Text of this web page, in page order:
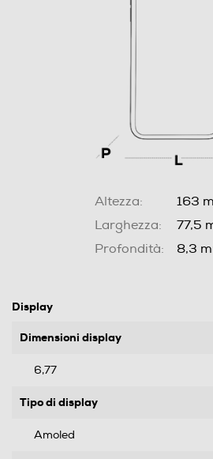
Altezza:
163
Larghezza:
77,5
Profondità:
8,3
Display
Dimensioni display
6,77
Tipo di display
Amoled